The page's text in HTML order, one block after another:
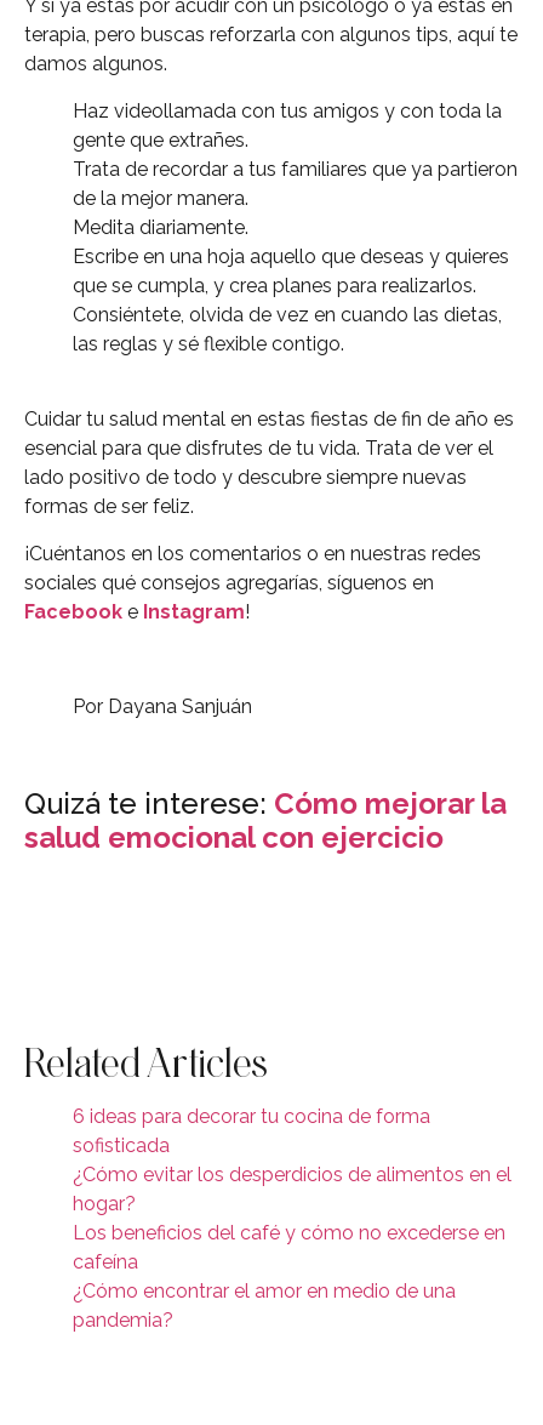
Y si ya estás por acudir con un psicólogo o ya estás en
terapia, pero buscas reforzarla con algunos tips, aquí te
damos algunos.
Haz videollamada con tus amigos y con toda la
gente que extrañes.
Trata de recordar a tus familiares que ya partieron
de la mejor manera.
Medita diariamente.
Escribe en una hoja aquello que deseas y quieres
que se cumpla, y crea planes para realizarlos.
Consiéntete, olvida de vez en cuando las dietas,
las reglas y sé flexible contigo.
Cuidar tu salud mental en estas fiestas de fin de año es
esencial para que disfrutes de tu vida. Trata de ver el
lado positivo de todo y descubre siempre nuevas
formas de ser feliz.
¡Cuéntanos en los comentarios o en nuestras redes
sociales qué consejos agregarías, síguenos en
Facebook e Instagram!
Por Dayana Sanjuán
Quizá te interese: Cómo mejorar la
salud emocional con ejercicio
Related Articles
6 ideas para decorar tu cocina de forma
sofisticada
¿Cómo evitar los desperdicios de alimentos en el
hogar?
Los beneficios del café y cómo no excederse en
cafeína
¿Cómo encontrar el amor en medio de una
pandemia?